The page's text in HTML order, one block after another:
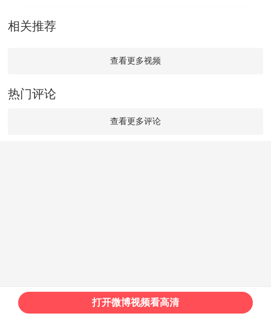
相关推荐
查看更多视频
热门评论
查看更多评论
打开微博视频看高清